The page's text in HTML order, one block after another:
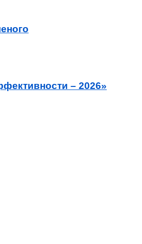
– 2026»